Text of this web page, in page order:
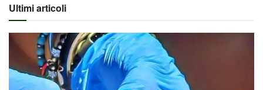
Ultimi articoli